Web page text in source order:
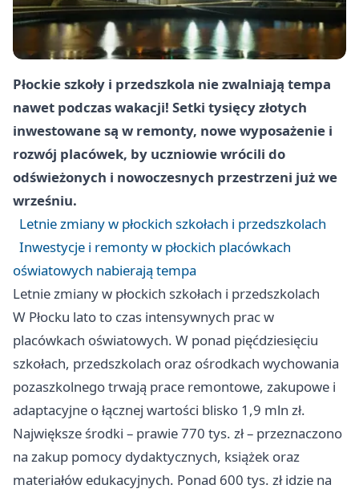
Płockie szkoły i przedszkola nie zwalniają tempa
nawet podczas wakacji! Setki tysięcy złotych
inwestowane są w remonty, nowe wyposażenie i
rozwój placówek, by uczniowie wrócili do
odświeżonych i nowoczesnych przestrzeni już we
wrześniu.
Letnie zmiany w płockich szkołach i przedszkolach
Inwestycje i remonty w płockich placówkach
oświatowych nabierają tempa
Letnie zmiany w płockich szkołach i przedszkolach
W Płocku lato to czas intensywnych prac w
placówkach oświatowych. W ponad pięćdziesięciu
szkołach, przedszkolach oraz ośrodkach wychowania
pozaszkolnego trwają prace remontowe, zakupowe i
adaptacyjne o łącznej wartości blisko 1,9 mln zł.
Największe środki – prawie 770 tys. zł – przeznaczono
na zakup pomocy dydaktycznych, książek oraz
materiałów edukacyjnych. Ponad 600 tys. zł idzie na